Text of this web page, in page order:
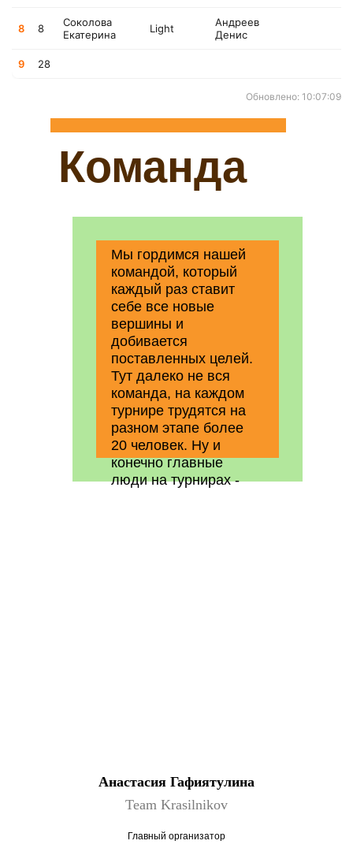
8 8
Соколова
Екатерина
Light
Андреев
Денис
9 28
Обновлено: 10:07:09
Команда
Мы гордимся нашей
командой, который
каждый раз ставит
себе все новые
вершины и
добивается
поставленных целей.
Тут далеко не вся
команда, на каждом
турнире трудятся на
разном этапе более
20 человек. Ну и
конечно главные
люди на турнирах -
Анастасия Гафиятулина
Team Krasilnikov
Главный организатор